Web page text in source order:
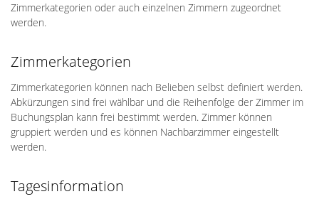
Zimmerkategorien oder auch einzelnen Zimmern zugeordnet
werden.
Zimmerkategorien
Zimmerkategorien können nach Belieben selbst definiert werden.
Abkürzungen sind frei wählbar und die Reihenfolge der Zimmer im
Buchungsplan kann frei bestimmt werden. Zimmer können
gruppiert werden und es können Nachbarzimmer eingestellt
werden.
Tagesinformation